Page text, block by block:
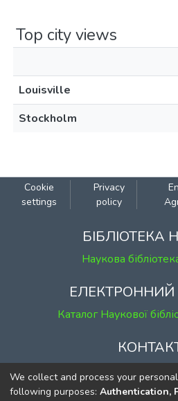
Top city views
Louisville
Stockholm
Cookie
settings
Privacy
policy
БІБЛІОТЕКА
Наукова
ЕЛЕКТРОННИЙ
Каталог Наукової
м. Київ, вул.
к. 1, к.
We collect and process your
following purposes: Authentication,